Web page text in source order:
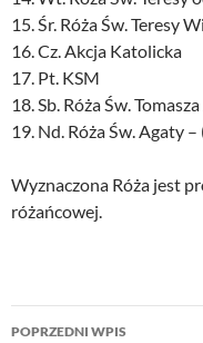
15. Śr. Róża Św. Teresy
16. Cz. Akcja Katolicka
17. Pt. KSM
18. Sb. Róża Św.
19. Nd. Róża Św. Agaty
Wyznaczona Róża jest
różańcowej.
Nawigacja
POPRZEDNI WPIS